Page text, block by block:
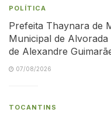
POLÍTICA
Prefeita Thaynara de
Municipal de
de Alexandre
07/08/2026
TOCANTINS